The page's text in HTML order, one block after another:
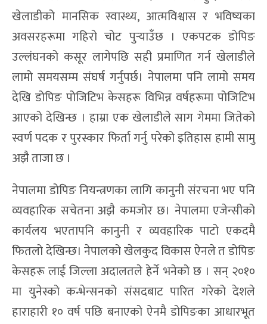
खेलाडीको मानसिक स्वास्थ्य, आत्मविश्वास र भविष्यका
अवसरहरूमा गहिरो चोट पुर्‍याउँछ । एकपटक डोपिङ
उल्लंघनको कसूर लागेपछि सही प्रमाणित गर्न खेलाडीले
लामो समयसम्म संघर्ष गर्नुपर्छ। नेपालमा पनि लामो समय
देखि डोपिङ पोजिटिभ केसहरू विभिन्न वर्षहरूमा पोजिटिभ
आएको देखिन्छ । हाम्रा एक खेलाडीले साग गेममा जितेको
स्वर्ण पदक र पुरस्कार फिर्ता गर्नु परेको इतिहास हामी सामु
अझै ताजा छ ।
नेपालमा डोपिङ नियन्त्रणका लागि कानुनी संरचना भए पनि
व्यवहारिक सचेतना अझै कमजोर छ। नेपालमा एजेन्सीको
कार्यलय भएतापनि कानुनी र व्यवहारिक पाटो एकदमै
फितलो देखिन्छ। नेपालको खेलकुद विकास ऐनले त डोपिङ
केसहरू लाई जिल्ला अदालतले हेर्ने भनेको छ । सन् २०१०
मा युनेस्को कन्भेन्सनको संसदबाट पारित गरेको देशले
हाराहारी १० वर्ष पछि बनाएको ऐनमै डोपिङका आधारभूत